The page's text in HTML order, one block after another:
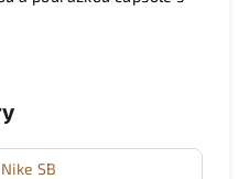
Nike SB